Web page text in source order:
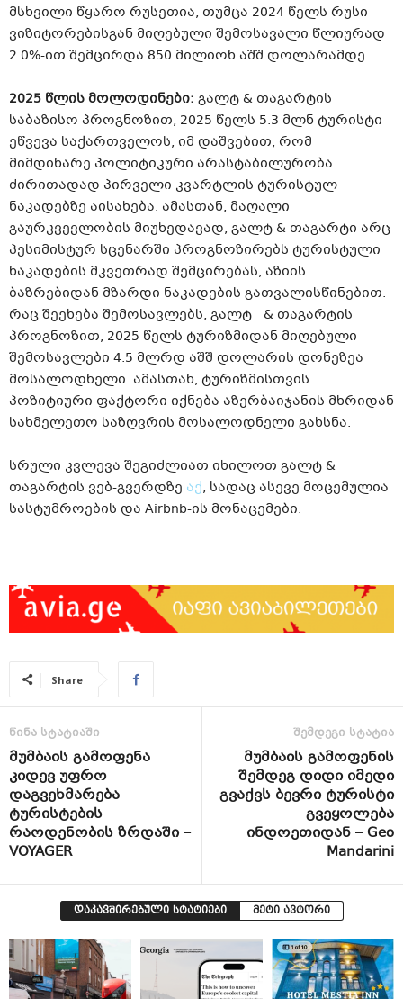
მსხვილი წყარო რუსეთია, თუმცა 2024 წელს რუსი
ვიზიტორებისგან მიღებული შემოსავალი წლიურად
2.0%-ით შემცირდა 850 მილიონ აშშ დოლარამდე.
2025 წლის მოლოდინები: გალტ & თაგარტის
საბაზისო პროგნოზით, 2025 წელს 5.3 მლნ ტურისტი
ეწვევა საქართველოს, იმ დაშვებით, რომ
მიმდინარე პოლიტიკური არასტაბილურობა
ძირითადად პირველი კვარტლის ტურისტულ
ნაკადებზე აისახება. ამასთან, მაღალი
გაურკვევლობის მიუხედავად, გალტ & თაგარტი არც
პესიმისტურ სცენარში პროგნოზირებს ტურისტული
ნაკადების მკვეთრად შემცირებას, აზიის
ბაზრებიდან მზარდი ნაკადების გათვალისწინებით.
რაც შეეხება შემოსავლებს, გალტ & თაგარტის
პროგნოზით, 2025 წელს ტურიზმიდან მიღებული
შემოსავლები 4.5 მლრდ აშშ დოლარის დონეზეა
მოსალოდნელი. ამასთან, ტურიზმისთვის
პოზიტიური ფაქტორი იქნება აზერბაიჯანის მხრიდან
სახმელეთო საზღვრის მოსალოდნელი გახსნა.
სრული კვლევა შეგიძლიათ იხილოთ გალტ &
თაგარტის ვებ-გვერდზე აქ, სადაც ასევე მოცემულია
სასტუმროების და Airbnb-ის მონაცემები.
Share
წინა სტატიაში
მუმბაის გამოფენა
კიდევ უფრო
დაგვეხმარება
ტურისტების
რაოდენობის ზრდაში –
VOYAGER
შემდეგი სტატია
მუმბაის გამოფენის
შემდეგ დიდი იმედი
გვაქვს ბევრი ტურისტი
გვეყოლება
ინდოეთიდან – Geo
Mandarini
დაკავშირებული სტატიები მეტი ავტორი